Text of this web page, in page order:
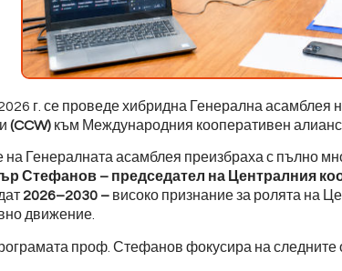
г. се проведе хибридна Генерална асамблея
(CCW)към Международния кооперативен алианс.
на Генералната асамблея преизбраха с пълно
Стефанов – председател на Централния
2026–2030 – високо признание за ролята на
движение.
проф. Стефанов фокусира на следните